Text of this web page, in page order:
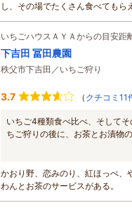
し、その場でたくさん食べてもら
を減...
いちごハウスＡＹＡからの目安距
下吉田 冨田農園
秩父市下吉田／いちご狩り
3.7 （ クチコミ11
いちご4種類食べ比べ、そして
ちご狩りの後に、お茶とお漬物
かおり野、恋みのり、紅ほっぺ、
わんとお茶のサービスがある。